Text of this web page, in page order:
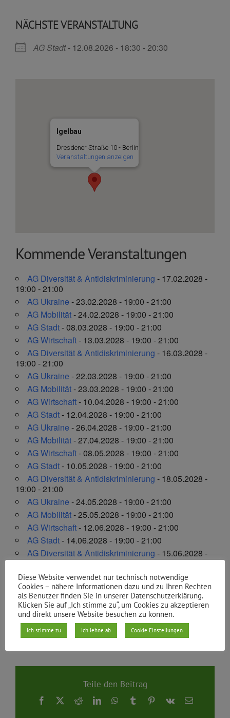
NÄCHSTE VERANSTALTUNG
AG Stadt- 12.08.2026 - 18:30 - 20:30
Igelbau
Dresdener Straße 10 - Berlin
Veranstaltungen anzeigen
Kommende Veranstaltungen
AG Diversität & Antidiskriminierung - 17.02.2028 -
19:00 - 21:00
AG Ukraine - 23.02.2028 - 19:00 - 21:00
AG Mobilität- 24.02.2028 - 19:00 - 21:00
AG Stadt- 08.03.2028 - 19:00 - 21:00
AG Wirtschaft- 13.03.2028 - 19:00 - 21:00
AG Diversität & Antidiskriminierung - 16.03.2028 -
19:00 - 21:00
AG Ukraine - 22.03.2028 - 19:00 - 21:00
AG Mobilität- 23.03.2028 - 19:00 - 21:00
AG Wirtschaft- 10.04.2028 - 19:00 - 21:00
AG Stadt- 12.04.2028 - 19:00 - 21:00
AG Ukraine - 26.04.2028 - 19:00 - 21:00
AG Mobilität- 27.04.2028 - 19:00 - 21:00
AG Wirtschaft- 08.05.2028 - 19:00 - 21:00
AG Stadt- 10.05.2028 - 19:00 - 21:00
AG Diversität & Antidiskriminierung - 18.05.2028 -
19:00 - 21:00
AG Ukraine - 24.05.2028 - 19:00 - 21:00
AG Mobilität- 25.05.2028 - 19:00 - 21:00
AG Wirtschaft- 12.06.2028 - 19:00 - 21:00
AG Stadt- 14.06.2028 - 19:00 - 21:00
AG Diversität & Antidiskriminierung - 15.06.2028 -
19:00 - 21:00
1 2 3 4 5 6 7
VonJenny Laube 31.10.2022
Teile den Beitrag
Facebook
X RedditLinkedInWhatsApp
TumblrPinterest
Vk
E-
Diese Website verwendet nur technisch notwendige
Cookies – nähere Informationen dazu und zu Ihren Rechten
als Benutzer finden Sie in unserer Datenschutzerklärung.
Klicken Sie auf „Ich stimme zu“, um Cookies zu akzeptieren
und direkt unsere Website besuchen zu können.
Ich stimme zu Ich lehne ab Cookie Einstellungen